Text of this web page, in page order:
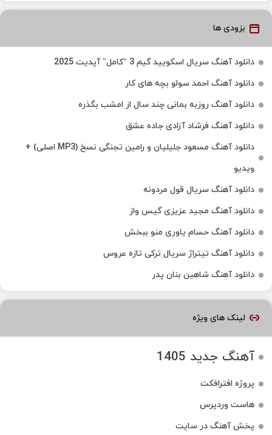
بزودی ها
دانلود آهنگ سریال اسکویید گیم 3 “کامل” آپدیت 2025
دانلود آهنگ احمد سولو بچه های کار
دانلود آهنگ روزبه بمانی چند سال از امشب بگذره
دانلود آهنگ فرشاد آزادی جاده عشق
دانلود آهنگ مسعود جلیلیان و رامین تجنگی نسخ (MP3 اصلی) +
ویدیو
دانلود آهنگ سریال قول مردونه
دانلود آهنگ مجید عزیزی گیس واز
دانلود آهنگ حسام یاوری منو ببخش
دانلود آهنگ تیتراژ سریال ترکی تازه عروس
دانلود آهنگ شاهین بنان پدر
لینک های ویژه
آهنگ جدید 1405
پروژه افترافکت
هاست وردپرس
پخش آهنگ در سایت